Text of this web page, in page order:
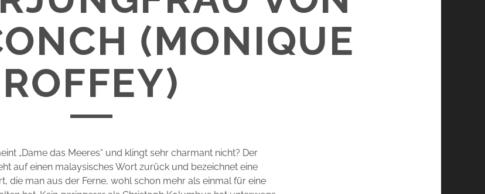
(MONIQUE
ROFFEY)
„Dame das Meeres“ und klingt sehr charmant nicht? Der
auf einen malaysisches Wort zurück und bezeichnet eine
die man aus der Ferne, wohl schon mehr als einmal für eine